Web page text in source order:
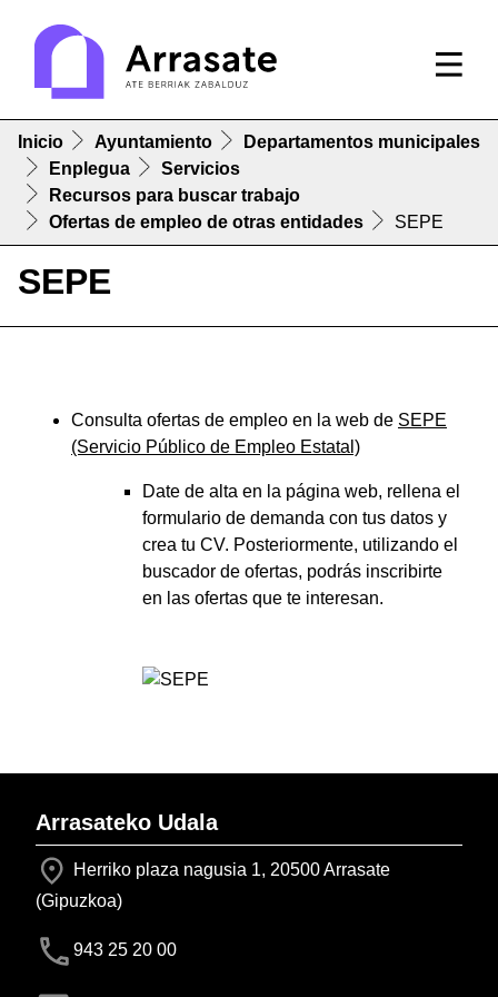
Inicio Ayuntamiento
Departamentos municipales
Enplegua
Servicios
Recursos para buscar trabajo
Ofertas de empleo de otras entidades
SEPE
SEPE
Consulta ofertas de empleo en la web de SEPE
(Servicio Público de Empleo Estatal)
Date de alta en la página web, rellena el
formulario de demanda con tus datos y
crea tu CV. Posteriormente, utilizando el
buscador de ofertas, podrás inscribirte
en las ofertas que te interesan.
Arrasateko Udala
Herriko plaza nagusia 1, 20500 Arrasate
(Gipuzkoa)
943 25 20 00